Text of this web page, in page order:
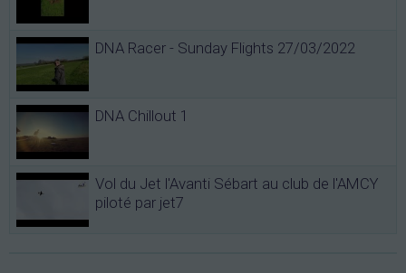
DNA Racer - Sunday Flights 27/03/2022
DNA Chillout 1
Vol du Jet l'Avanti Sébart au club de l'AMCY
piloté par jet7